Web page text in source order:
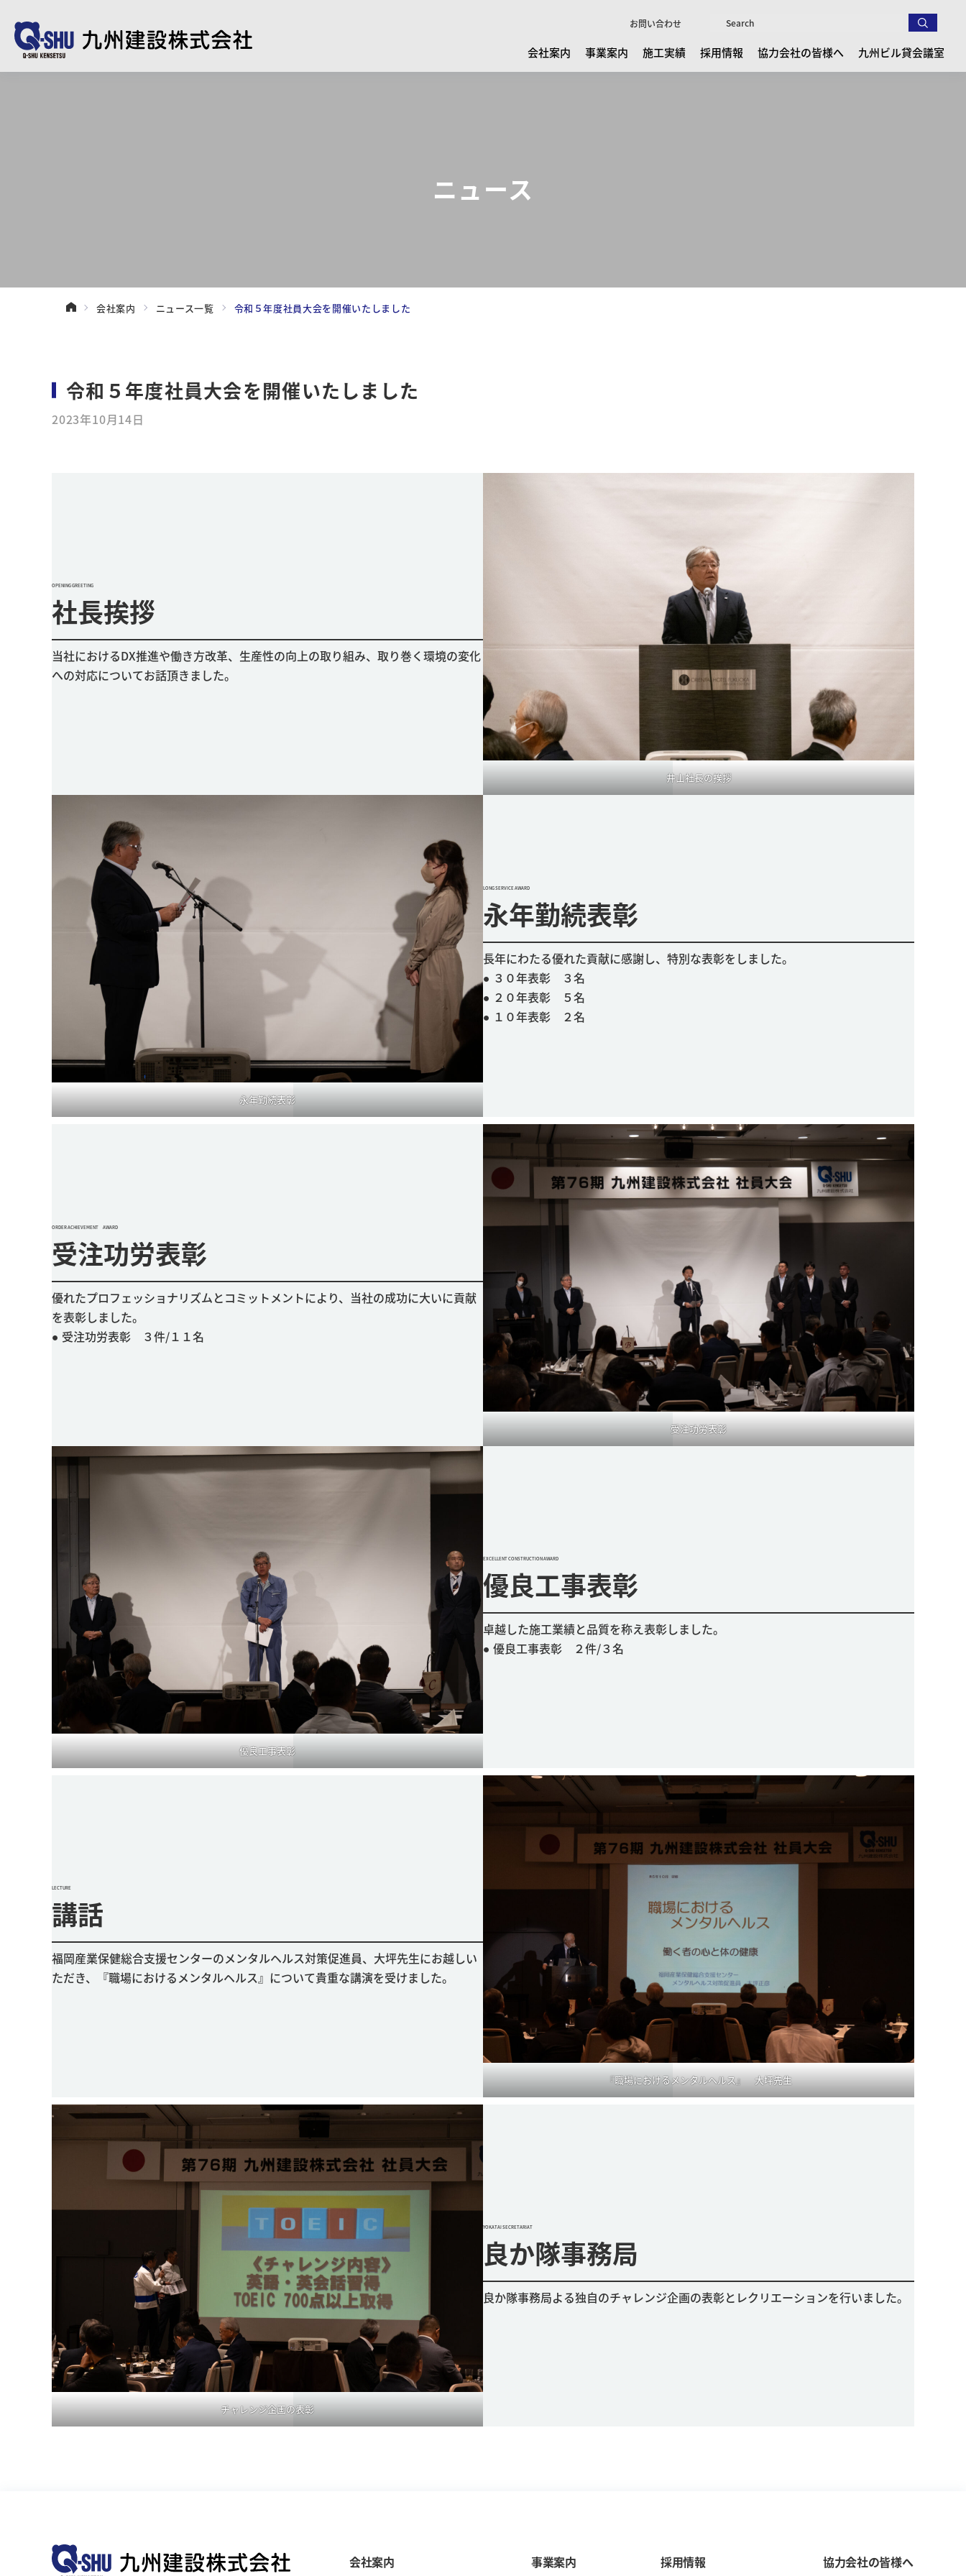
会社案内 事業案内 施工実績 採用情報 協力会社の皆様へ 九州ビル貸会議室
お問い合わせ
ニュース
会社案内 ニュース一覧 令和５年度社員大会を開催いたしました
令和５年度社員大会を開催いたしました
2023年10月14日
OPENING GREETING
社長挨拶
当社におけるDX推進や働き方改革、生産性の向上の取り組み、取り巻く環境の変化
への対応についてお話頂きました。
井山社長の挨拶
永年勤続表彰
LONG SERVICE AWARD
永年勤続表彰
長年にわたる優れた貢献に感謝し、特別な表彰をしました。
● ３０年表彰 ３名
● ２０年表彰 ５名
● １０年表彰 ２名
ORDER ACHIEVEMENT AWARD
受注功労表彰
優れたプロフェッショナリズムとコミットメントにより、当社の成功に大いに貢献
を表彰しました。
● 受注功労表彰 ３件/１１名
受注功労表彰
優良工事表彰
EXCELLENT CONSTRUCTION AWARD
優良工事表彰
卓越した施工業績と品質を称え表彰しました。
● 優良工事表彰 ２件/３名
LECTURE
講話
福岡産業保健総合支援センターのメンタルヘルス対策促進員、大坪先生にお越しい
ただき、『職場におけるメンタルヘルス』について貴重な講演を受けました。
『職場におけるメンタルヘルス』 大坪先生
チャレンジ企画の表彰
YOKATAI SECRETARIAT
良か隊事務局
良か隊事務局よる独自のチャレンジ企画の表彰とレクリエーションを行いました。
会社案内 事業案内 採用情報 協力会社の皆様へ